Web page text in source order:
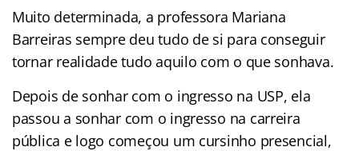
Muito determinada, a professora Mariana
Barreiras sempre deu tudo de si para conseguir
tornar realidade tudo aquilo com o que sonhava.
Depois de sonhar com o ingresso na USP, ela
passou a sonhar com o ingresso na carreira
pública e logo começou um cursinho presencial,